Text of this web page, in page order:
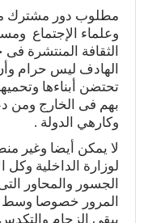
مطلوب دور مشترك
وعلماء الإجتماع
الثقافة المنتشرة
الهادف ليس حرام
تحتضن أبناءها
بهم فى الخارج ومن
وكارهي الدولة .
لا يمكن أيضا وغير
لوزارة الداخلية وكل
الجسور والمحاور
المرور خصوصا وسط
يبقى الزحام